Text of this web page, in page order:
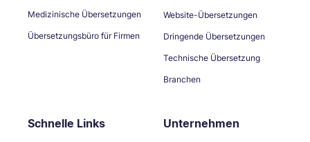
Medizinische Übersetzungen
Übersetzungsbüro für Firmen
Website-Übersetzungen
Dringende Übersetzungen
Technische Übersetzung
Branchen
Schnelle Links Unternehmen